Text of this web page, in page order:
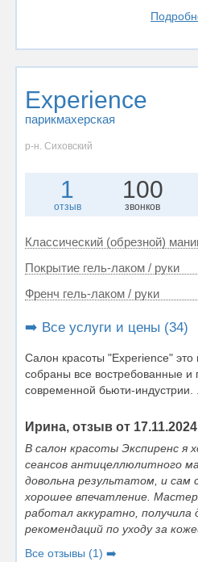
Experience
парикмахерская
р-н. Сиховский
1
отзыв
100
звонков
Классический (обрезной)
Покрытие гель-лаком / руки
Френч гель-лаком / руки
➡️ Все услуги и цены (34)
Салон красоты "Experience" это
собраны все востребованные и
современной бьюти-индустрии.
Ирина, отзыв от
В салон красоты Экспиренс я
сеансов антицеллюлитного
довольна результатом, и сам
хорошее впечатление.
работал аккуратно, получила
рекомендаций по уходу за
Все отзывы (1) ➡️